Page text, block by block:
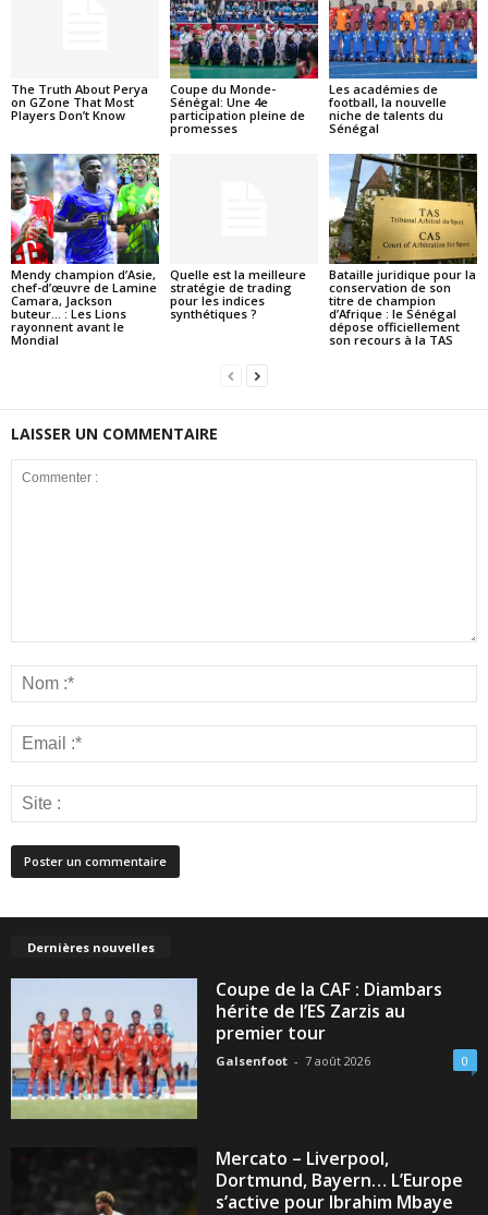
The Truth About Perya
on GZone That Most
Players Don’t Know
Coupe du Monde-
Sénégal: Une 4e
participation pleine de
promesses
Les académies de
football, la nouvelle
niche de talents du
Sénégal
Mendy champion d’Asie,
chef-d’œuvre de Lamine
Camara, Jackson
buteur… : Les Lions
rayonnent avant le
Mondial
Quelle est la meilleure
stratégie de trading
pour les indices
synthétiques ?
Bataille juridique pour la
conservation de son
titre de champion
d’Afrique : le Sénégal
dépose officiellement
son recours à la TAS
LAISSER UN COMMENTAIRE
Dernières nouvelles
Coupe de la CAF : Diambars
hérite de l’ES Zarzis au
premier tour
Galsenfoot - 7 août 2026 0
Mercato – Liverpool,
Dortmund, Bayern… L’Europe
s’active pour Ibrahim Mbaye